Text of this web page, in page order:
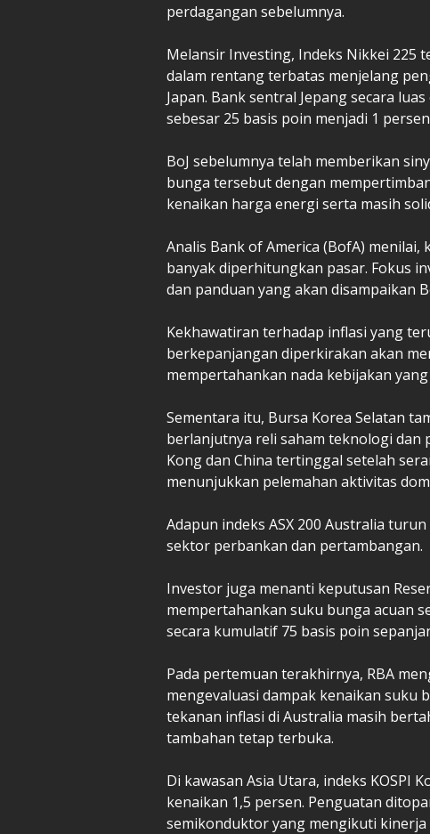
perdagangan sebelumnya.
Melansir Investing, Indeks Nikkei 225
dalam rentang terbatas menjelang
Japan. Bank sentral Jepang secara
sebesar 25 basis poin menjadi 1
BoJ sebelumnya telah memberikan
bunga tersebut dengan
kenaikan harga energi serta masih
Analis Bank of America (BofA)
banyak diperhitungkan pasar. Fokus
dan panduan yang akan disampaikan
Kekhawatiran terhadap inflasi yang
berkepanjangan diperkirakan akan
mempertahankan nada kebijakan
Sementara itu, Bursa Korea Selatan
berlanjutnya reli saham teknologi dan
Kong dan China tertinggal setelah
menunjukkan pelemahan aktivitas
Adapun indeks ASX 200 Australia
sektor perbankan dan pertambangan.
Investor juga menanti keputusan
mempertahankan suku bunga acuan
secara kumulatif 75 basis poin
Pada pertemuan terakhirnya, RBA
mengevaluasi dampak kenaikan suku
tekanan inflasi di Australia masih
tambahan tetap terbuka.
Di kawasan Asia Utara, indeks KOSPI
kenaikan 1,5 persen. Penguatan
semikonduktor yang mengikuti